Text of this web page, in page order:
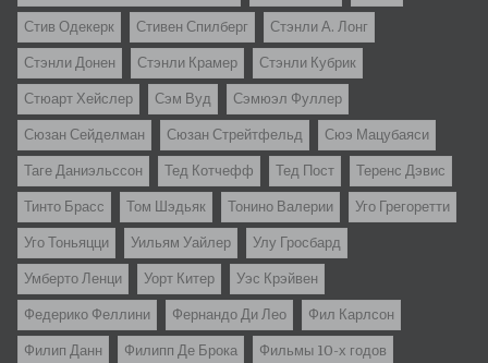
Стив Одекерк Стивен Спилберг Стэнли А. Лонг
Стэнли Донен Стэнли Крамер Стэнли Кубрик
Стюарт Хейслер Сэм Вуд Сэмюэл Фуллер
Сюзан Сейделман Сюзан Стрейтфельд Сюэ Мацубаяси
Таге Даниэльссон Тед Котчефф Тед Пост Теренс Дэвис
Тинто Брасс Том Шэдьяк Тонино Валерии Уго Грегоретти
Уго Тоньяцци Уильям Уайлер Улу Гросбард
Умберто Ленци Уорт Китер Уэс Крэйвен
Федерико Феллини Фернандо Ди Лео Фил Карлсон
Филип Данн Филипп Де Брока Фильмы 10-х годов